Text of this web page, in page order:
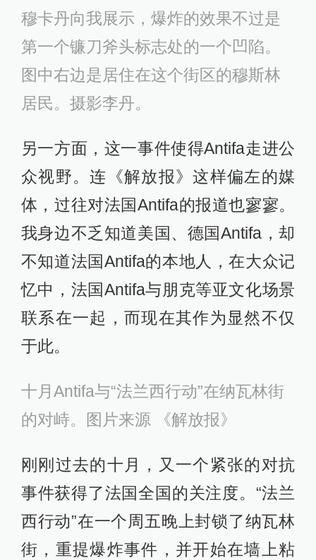
穆卡丹向我展示，爆炸的效果不过是
第一个镰刀斧头标志处的一个凹陷。
图中右边是居住在这个街区的穆斯林
居民。摄影李丹。
另一方面，这一事件使得Antifa走进公
众视野。连《解放报》这样偏左的媒
体，过往对法国Antifa的报道也寥寥。
我身边不乏知道美国、德国Antifa，却
不知道法国Antifa的本地人，在大众记
忆中，法国Antifa与朋克等亚文化场景
联系在一起，而现在其作为显然不仅
于此。
十月Antifa与“法兰西行动”在纳瓦林街
的对峙。图片来源 《解放报》
刚刚过去的十月，又一个紧张的对抗
事件获得了法国全国的关注度。“法兰
西行动”在一个周五晚上封锁了纳瓦林
街，重提爆炸事件，并开始在墙上粘